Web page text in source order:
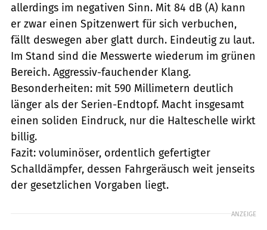
allerdings im negativen Sinn. Mit 84 dB (A) kann
er zwar einen Spitzenwert für sich verbuchen,
fällt deswegen aber glatt durch. Eindeutig zu laut.
Im Stand sind die Messwerte wiederum im grünen
Bereich. Aggressiv-fauchender Klang.
Besonderheiten: mit 590 Millimetern deutlich
länger als der Serien-Endtopf. Macht insgesamt
einen soliden Eindruck, nur die Halteschelle wirkt
billig.
Fazit: voluminöser, ordentlich gefertigter
Schalldämpfer, dessen Fahrgeräusch weit jenseits
der gesetzlichen Vorgaben liegt.
ANZEIGE